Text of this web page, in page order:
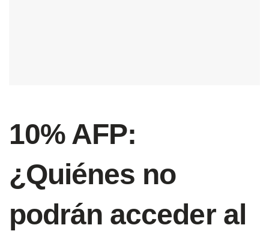
10% AFP:
¿Quiénes no
podrán acceder al